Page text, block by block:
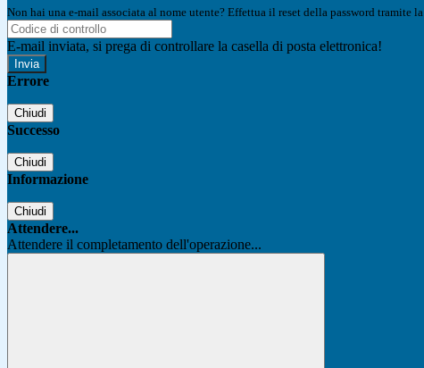
Non hai una e-mail associata al nome utente? Effettua il reset della password tramite la
E-mail inviata, si prega di controllare la casella di posta elettronica!
Errore
Chiudi
Successo
Chiudi
Informazione
Chiudi
Attendere...
Attendere il completamento dell'operazione...